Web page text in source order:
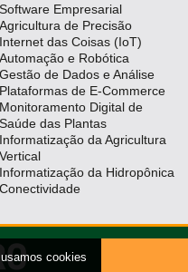
cookies
Software Empresarial
Agricultura de Precisão
Internet das Coisas (IoT)
Automação e Robótica
Gestão de Dados e Análise
Plataformas de E-Commerce
Monitoramento Digital de
Saúde das Plantas
Informatização da Agricultura
Vertical
Informatização da Hidropônica
Conectividade